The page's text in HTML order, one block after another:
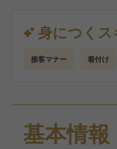
味がある方を歓迎し
供するやりがいのある
身につく
接客マナー 着付け
基本情報